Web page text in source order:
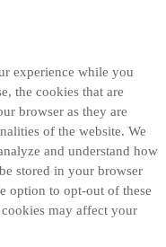
experience while you
the cookies that are
browser as they are
of the website. We
and understand how
stored in your browser
option to opt-out of these
may affect your